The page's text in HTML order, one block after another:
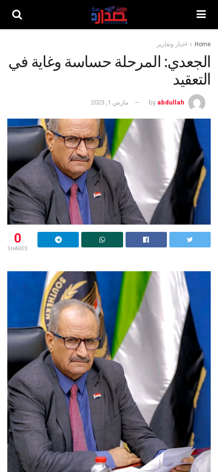
Home اخبار وتقارير
الجعدي: المرحلة حساسة وغاية في
التعقيد
by abdullah مارس 1, 2023
0
SHARES